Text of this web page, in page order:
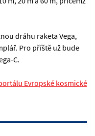
dráhu raketa Vega,
Pro příště už bude
C.
Evropské kosmické